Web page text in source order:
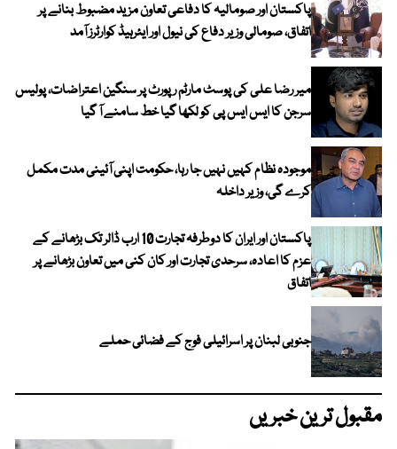
پاکستان اور صومالیہ کا دفاعی تعاون مزید مضبوط بنانے پر
اتفاق، صومالی وزیر دفاع کی نیول اور ایئرہیڈ کوارٹرز آمد
میر رضا علی کی پوسٹ مارٹم رپورٹ پر سنگین اعتراضات، پولیس
سرجن کا ایس ایس پی کو لکھا گیا خط سامنے آ گیا
موجودہ نظام کہیں نہیں جا رہا، حکومت اپنی آئینی مدت مکمل
کرے گی، وزیر داخلہ
پاکستان اور ایران کا دوطرفہ تجارت 10 ارب ڈالر تک بڑھانے کے
عزم کا اعادہ، سرحدی تجارت اور کان کنی میں تعاون بڑھانے پر
اتفاق
جنوبی لبنان پر اسرائیلی فوج کے فضائی حملے
مقبول ترین خبریں